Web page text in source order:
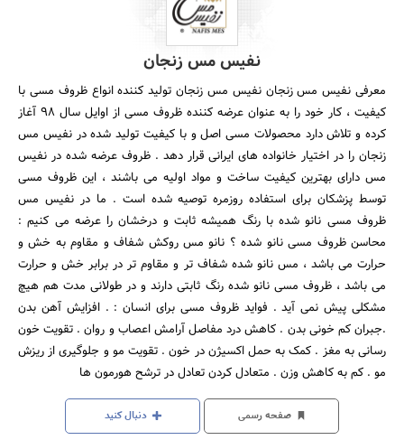
نفیس مس زنجان
معرفی نفیس مس زنجان نفیس مس زنجان تولید کننده انواع ظروف مسی با
کیفیت ، کار خود را به عنوان عرضه کننده ظروف مسی از اوایل سال 98 آغاز
کرده و تلاش دارد محصولات مسی اصل و با کیفیت تولید شده در نفیس مس
زنجان را در اختیار خانواده های ایرانی قرار دهد . ظروف عرضه شده در نفیس
مس دارای بهترین کیفیت ساخت و مواد اولیه می باشند ، این ظروف مسی
توسط پزشکان برای استفاده روزمره توصیه شده است . ما در نفیس مس
ظروف مسی نانو شده با رنگ همیشه ثابت و درخشان را عرضه می کنیم :
محاسن ظروف مسی نانو شده ؟ نانو مس روکش شفاف و مقاوم به خش و
حرارت می باشد ، مس نانو شده شفاف تر و مقاوم تر در برابر خش و حرارت
می باشد ، ظروف مسی نانو شده رنگ ثابتی دارند و در طولانی مدت هم هیچ
مشکلی پیش نمی آید . فواید ظروف مسی برای انسان : . افزایش آهن بدن
.جبران کم خونی بدن . کاهش درد مفاصل آرامش اعصاب و روان . تقویت خون
رسانی به مغز . کمک به حمل اکسیژن در خون . تقویت مو و جلوگیری از ریزش
مو . کم به کاهش وزن . متعادل کردن تعادل در ترشح هورمون ها
صفحه رسمی دنبال کنید